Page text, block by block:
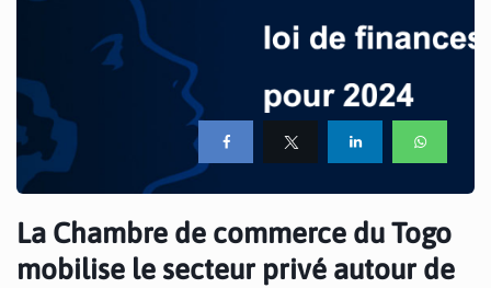
La Chambre de commerce du Togo
mobilise le secteur privé autour de